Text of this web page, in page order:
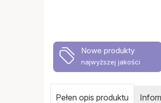
Nowe produkty
najwyższej jakości
Pełen opis produktu